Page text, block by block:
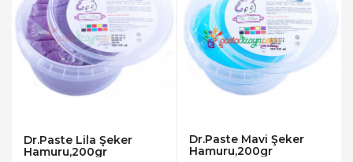
Dr.Paste Lila Şeker
Hamuru,200gr
Dr.Paste Mavi Şeker
Hamuru,200gr